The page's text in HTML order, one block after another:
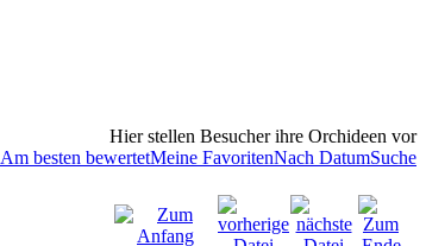
Hier stellen Besucher ihre Orchideen vor
Am besten bewertetMeine FavoritenNach DatumSuche